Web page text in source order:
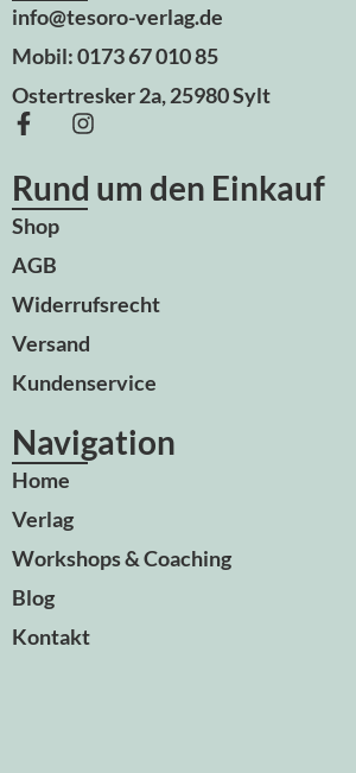
info@tesoro-verlag.de
Mobil: 0173 67 010 85
Ostertresker 2a, 25980 Sylt
Rund um den Einkauf
Shop
AGB
Widerrufsrecht
Versand
Kundenservice
Navigation
Home
Verlag
Workshops & Coaching
Blog
Kontakt